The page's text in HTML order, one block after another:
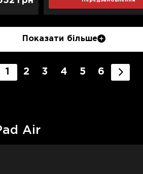
Показати більше
1 2 3 4 5 6
Air